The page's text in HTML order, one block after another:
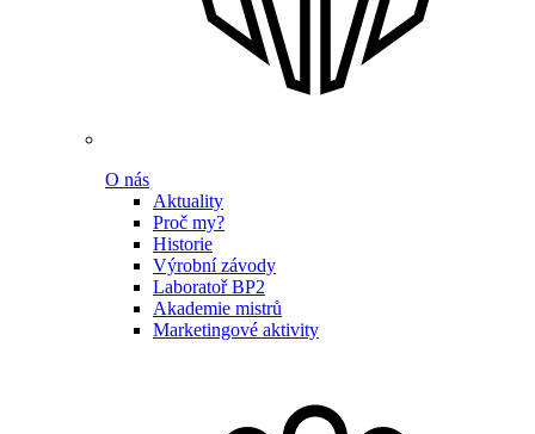
O nás
Aktuality
Proč my?
Historie
Výrobní závody
Laboratoř BP2
Akademie mistrů
Marketingové aktivity